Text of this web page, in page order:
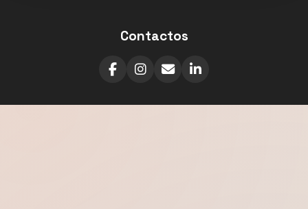
Contactos